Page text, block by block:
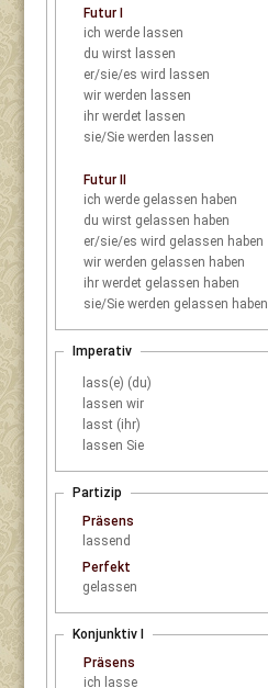
Futur I
ich werde lassen
du wirst lassen
er/sie/es wird lassen
wir werden lassen
ihr werdet lassen
sie/Sie werden lassen
Futur II
ich werde gelassen haben
du wirst gelassen haben
er/sie/es wird gelassen haben
wir werden gelassen haben
ihr werdet gelassen haben
sie/Sie werden gelassen haben
Imperativ
lass(e) (du)
lassen wir
lasst (ihr)
lassen Sie
Partizip
Präsens
lassend
Perfekt
gelassen
Konjunktiv I
Präsens
ich lasse